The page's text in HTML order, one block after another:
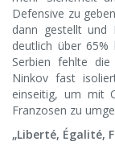
Defensive zu
dann gestellt und
deutlich über 65%
Serbien fehlte
Ninkov fast
einseitig, um mit
Franzosen zu
„Liberté, Égalité,